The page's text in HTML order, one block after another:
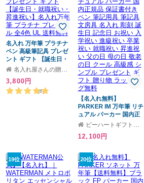
名入れ 万年筆 プラチナ
ペン 高級筆記具 プレゼ
ント ギフト 【誕生日・
就職祝い・昇進祝い】名
レジール 全4色 UL 送料
無料
名入れ屋さんの贈り物 KARIN
3,800円
(6)
【名入れ無料】
PARKER IM 万年筆 リチ
ュアル パーカー 国内正
規品 保証書付き ペン 筆
入れ 彫刻 誕生日 記念日
い 卒業祝い 就職祝い 昇
進祝い 父の日 母の日 敬
老の日 クール 高級感 シ
ンプル プレゼント ギフ
ビーハートギフトモール店
12,100円
19位 20位